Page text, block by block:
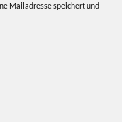
Mailadresse speichert und